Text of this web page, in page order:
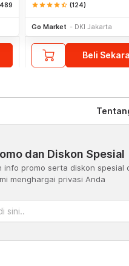
starstarstarstarstar_half (124)
Go Market DKI Jakarta
Beli
dan Diskon Spesial
info promo serta diskon spesial
menghargai privasi Anda